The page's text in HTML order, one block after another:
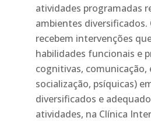
atividades programadas
ambientes diversificados.
recebem intervenções
habilidades funcionais e
cognitivas, comunicação,
socialização, psíquicas)
diversificados e
atividades, na Clínica